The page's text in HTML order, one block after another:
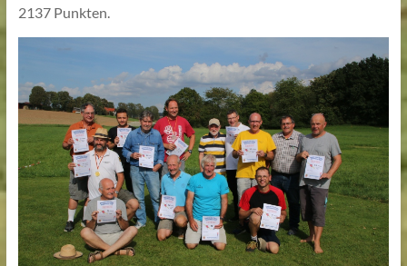
2137 Punkten.